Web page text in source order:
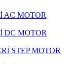
AC MOTOR
DC MOTOR
STEP MOTOR